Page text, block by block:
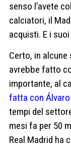
senso l’avete
calciatori, il
acquisti. E i
Certo, in
avrebbe fatto
importante, al
fatta con
tempi del
mesi fa per 50
Real Madrid ha